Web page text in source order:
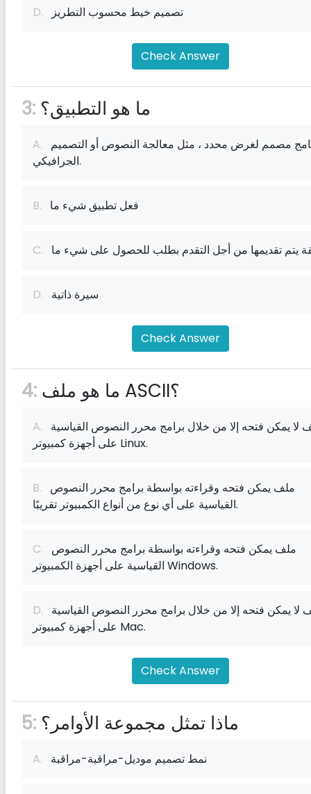
D. تصميم خيط محسوب التطريز
Check Answer
3: ما هو التطبيق؟
A.
الجرافيكي.
B. فعل تطبيق شيء ما
C. يتم تقديمها من أجل التقدم بطلب للحصول على شيء ما
D. سيرة ذاتية
Check Answer
4: ما هو ملف ASCII؟
A.
على أجهزة كمبيوتر Linux.
B.
القياسية على أي نوع من أنواع الكمبيوتر تقريبًا.
C.
القياسية على أجهزة الكمبيوتر Windows.
D.
على أجهزة كمبيوتر Mac.
Check Answer
5: ماذا تمثل مجموعة الأوامر؟
A. نمط تصميم موديل-مراقبة-مراقبة